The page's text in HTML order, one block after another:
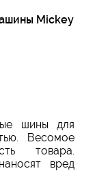
Mickey
шины для
Весомое
товара.
вред